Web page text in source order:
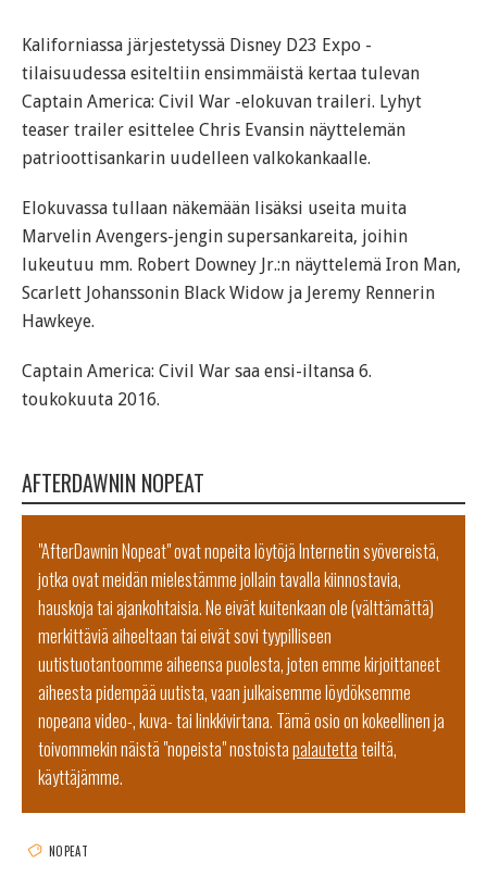
Kaliforniassa järjestetyssä Disney D23 Expo -
tilaisuudessa esiteltiin ensimmäistä kertaa tulevan
Captain America: Civil War -elokuvan traileri. Lyhyt
teaser trailer esittelee Chris Evansin näyttelemän
patrioottisankarin uudelleen valkokankaalle.
Elokuvassa tullaan näkemään lisäksi useita muita
Marvelin Avengers-jengin supersankareita, joihin
lukeutuu mm. Robert Downey Jr.:n näyttelemä Iron Man,
Scarlett Johanssonin Black Widow ja Jeremy Rennerin
Hawkeye.
Captain America: Civil War saa ensi-iltansa 6.
toukokuuta 2016.
AFTERDAWNIN NOPEAT
"AfterDawnin Nopeat" ovat nopeita löytöjä Internetin syövereistä,
jotka ovat meidän mielestämme jollain tavalla kiinnostavia,
hauskoja tai ajankohtaisia. Ne eivät kuitenkaan ole (välttämättä)
merkittäviä aiheeltaan tai eivät sovi tyypilliseen
uutistuotantoomme aiheensa puolesta, joten emme kirjoittaneet
aiheesta pidempää uutista, vaan julkaisemme löydöksemme
nopeana video-, kuva- tai linkkivirtana. Tämä osio on kokeellinen ja
toivommekin näistä "nopeista" nostoistapalautettateiltä,
käyttäjämme.
NOPEAT